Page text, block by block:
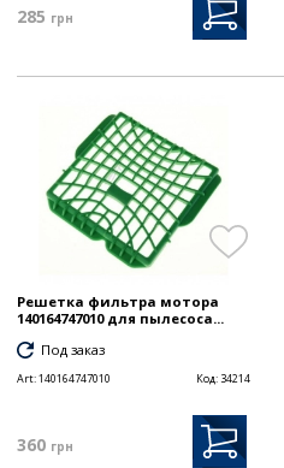
285 грн
Решетка фильтра мотора
140164747010 для пылесоса...
Под заказ
Art:140164747010 Код: 34214
360 грн